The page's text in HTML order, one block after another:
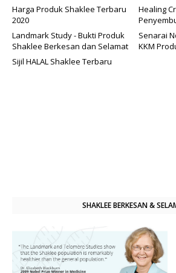
Harga Produk Shaklee Terbaru
2020
Healing
Landmark Study - Bukti Produk
Shaklee Berkesan dan Selamat
Senarai
KKM
Sijil HALAL Shaklee Terbaru
SHAKLEE BERKESAN &